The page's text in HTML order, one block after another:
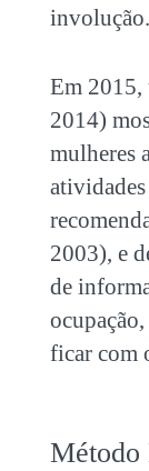
involução.
Em
2014)
mulheres
2003), e
de
ocupação,
ficar com
Método